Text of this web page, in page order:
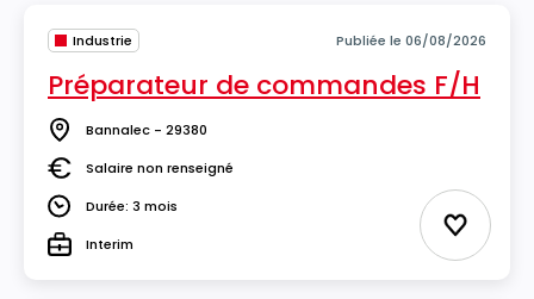
Industrie Publiée le 06/08/2026
Préparateur de commandes F/H
Lieu Bannalec - 29380
SalaireSalaire non renseigné
DuréeDurée: 3 mois
TypeInterim Ajouter